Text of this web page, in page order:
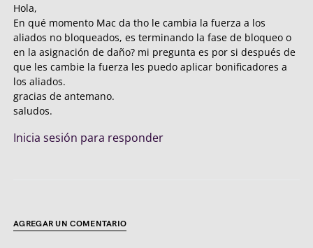
Hola,
En qué momento Mac da tho le cambia la fuerza a los
aliados no bloqueados, es terminando la fase de bloqueo o
en la asignación de daño? mi pregunta es por si después de
que les cambie la fuerza les puedo aplicar bonificadores a
los aliados.
gracias de antemano.
saludos.
Inicia sesión para responder
AGREGAR UN COMENTARIO